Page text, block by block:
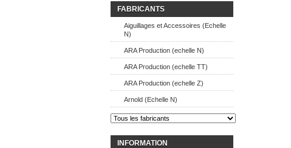
FABRICANTS
Aiguillages et Accessoires (Echelle
N)
ARA Production (echelle N)
ARA Production (echelle TT)
ARA Production (echelle Z)
Arnold (Echelle N)
INFORMATION